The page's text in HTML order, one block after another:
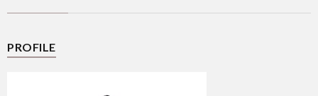
PROFILE